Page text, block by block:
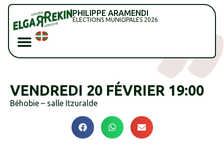
PHILIPPE ARAMENDI
ÉLECTIONS MUNICIPALES 2026
VENDREDI 20 FÉVRIER 19:00
Béhobie – salle Itzuralde